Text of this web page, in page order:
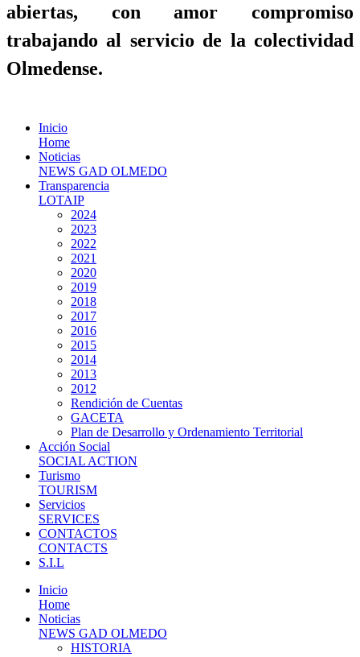
abiertas, con amor compromiso
trabajando al servicio de la colectividad
Olmedense.
Inicio
Home
Noticias
NEWS GAD OLMEDO
Transparencia
LOTAIP
2024
2023
2022
2021
2020
2019
2018
2017
2016
2015
2014
2013
2012
Rendición de Cuentas
GACETA
Plan de Desarrollo y Ordenamiento Territorial
Acción Social
SOCIAL ACTION
Turismo
TOURISM
Servicios
SERVICES
CONTACTOS
CONTACTS
S.I.L
Inicio
Home
Noticias
NEWS GAD OLMEDO
HISTORIA